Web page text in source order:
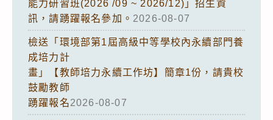
能力研習班(2026 /09 ~ 2026/12)」招生資
訊，請踴躍報名參加。 2026-08-07
檢送「環境部第1屆高級中等學校內永續部門養
成培力計
畫」【教師培力永續工作坊】簡章1份，請貴校
鼓勵教師
踴躍報名2026-08-07